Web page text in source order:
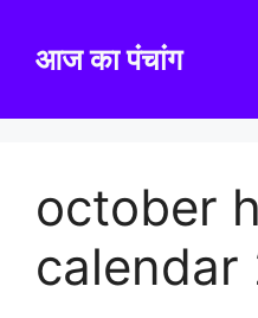
contentआज का पंचांग
october
calendar